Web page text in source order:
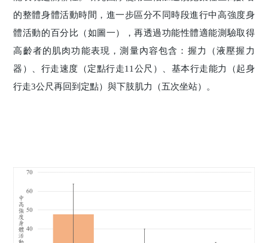
的整體身體活動時間，進一步區分不同時段進行中高強度身
體活動的百分比（如圖一），再透過功能性體適能測驗取得
高齡者的肌肉功能表現，測量內容包含：握力（液壓握力
器）、行走速度（定點行走11公尺）、基本行走能力（起身
行走3公尺再回到定點）與下肢肌力（五次坐站）。